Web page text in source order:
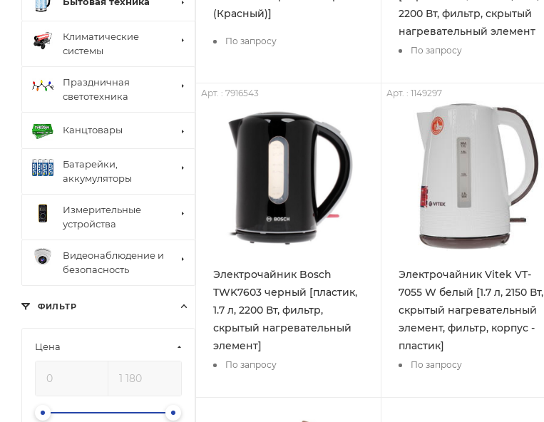
(Красный)]
По запросу
2200 Вт, фильтр, скрытый
нагревательный элемент
По запросу
Арт. : 7916543
Электрочайник Bosch
TWK7603 черный [пластик,
1.7 л, 2200 Вт, фильтр,
скрытый нагревательный
элемент]
По запросу
Арт. : 1149297
Электрочайник Vitek VT-
7055 W белый [1.7 л, 2150 Вт,
скрытый нагревательный
элемент, фильтр, корпус -
пластик]
По запросу
Климатические
системы
Праздничная
светотехника
Канцтовары
Батарейки,
аккумуляторы
Измерительные
устройства
Видеонаблюдение и
безопасность
ФИЛЬТР
Цена